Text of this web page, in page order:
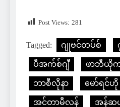
Post Views: 281
Tagged: ဂျုဗင်တပ်စ်
ပီအက်စ်ဂျီ ဖာဘီယို
ဘာစီလိုနာ မော်ရင်ဟို
အင်တာမီလန် အန်ဆ